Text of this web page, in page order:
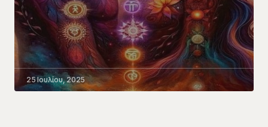
25 Ιουλίου, 2025